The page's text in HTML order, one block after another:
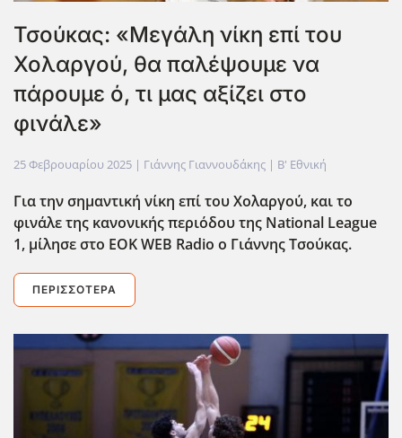
Τσούκας: «Μεγάλη νίκη επί του
Χολαργού, θα παλέψουμε να
πάρουμε ό, τι μας αξίζει στο
φινάλε»
25 Φεβρουαρίου 2025 | Γιάννης Γιαννουδάκης | Β' Εθνική
Για την σημαντική νίκη επί του Χολαργού, και το
φινάλε της κανονικής περιόδου της National League
1, μίλησε στο EOKWEB Radio ο Γιάννης Τσούκας.
ΠΕΡΙΣΣΌΤΕΡΑ